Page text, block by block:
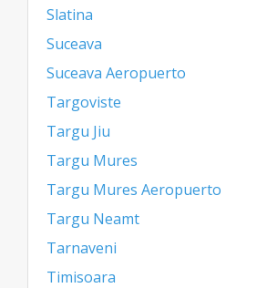
Slatina
Suceava
Suceava Aeropuerto
Targoviste
Targu Jiu
Targu Mures
Targu Mures Aeropuerto
Targu Neamt
Tarnaveni
Timisoara